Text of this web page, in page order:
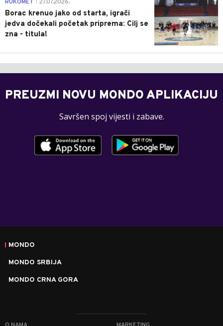
RUKOMET 27.07.2026.
Borac krenuo jako od starta, igrači
jedva dočekali početak priprema: Cilj se
zna - titula!
PREUZMI NOVU MONDO APLIKACIJU
Savršen spoj vijesti i zabave.
MONDO
MONDO SRBIJA
MONDO CRNA GORA